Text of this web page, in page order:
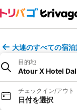
大連のすべての宿
目的地
Atour X Hotel
チェックイン/アウト
日付を選択